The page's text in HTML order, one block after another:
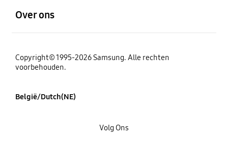
Over ons
Copyright© 1995-2026 Samsung. Alle rechten
voorbehouden.
België/Dutch(NE)
Volg Ons